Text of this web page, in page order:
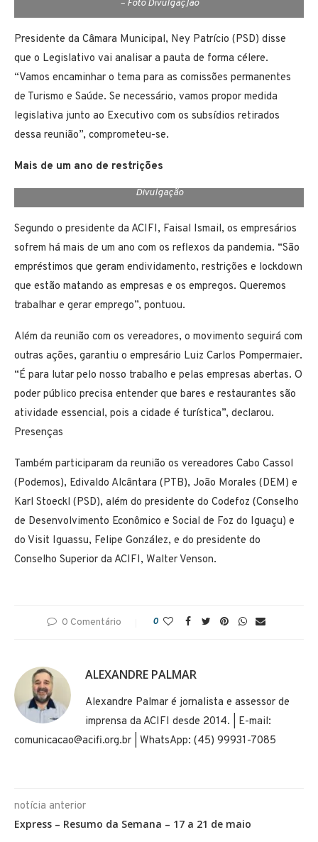
– Foto Divulgaç]ão
Presidente da Câmara Municipal, Ney Patrício (PSD) disse
que o Legislativo vai analisar a pauta de forma célere.
“Vamos encaminhar o tema para as comissões permanentes
de Turismo e Saúde. Se necessário, vamos propor medida
legislativa junto ao Executivo com os subsídios retirados
dessa reunião”, comprometeu-se.
Mais de um ano de restrições
Divulgação
Segundo o presidente da ACIFI, Faisal Ismail, os empresários
sofrem há mais de um ano com os reflexos da pandemia. “São
empréstimos que geram endividamento, restrições e lockdown
que estão matando as empresas e os empregos. Queremos
trabalhar e gerar emprego”, pontuou.
Além da reunião com os vereadores, o movimento seguirá com
outras ações, garantiu o empresário Luiz Carlos Pompermaier.
“É para lutar pelo nosso trabalho e pelas empresas abertas. O
poder público precisa entender que bares e restaurantes são
atividade essencial, pois a cidade é turística”, declarou.
Presenças
Também participaram da reunião os vereadores Cabo Cassol
(Podemos), Edivaldo Alcântara (PTB), João Morales (DEM) e
Karl Stoeckl (PSD), além do presidente do Codefoz (Conselho
de Desenvolvimento Econômico e Social de Foz do Iguaçu) e
do Visit Iguassu, Felipe González, e do presidente do
Conselho Superior da ACIFI, Walter Venson.
0 Comentário 0
ALEXANDRE PALMAR
Alexandre Palmar é jornalista e assessor de
imprensa da ACIFI desde 2014. | E-mail:
comunicacao@acifi.org.br | WhatsApp: (45) 99931-7085
notícia anterior
Express – Resumo da Semana – 17 a 21 de maio